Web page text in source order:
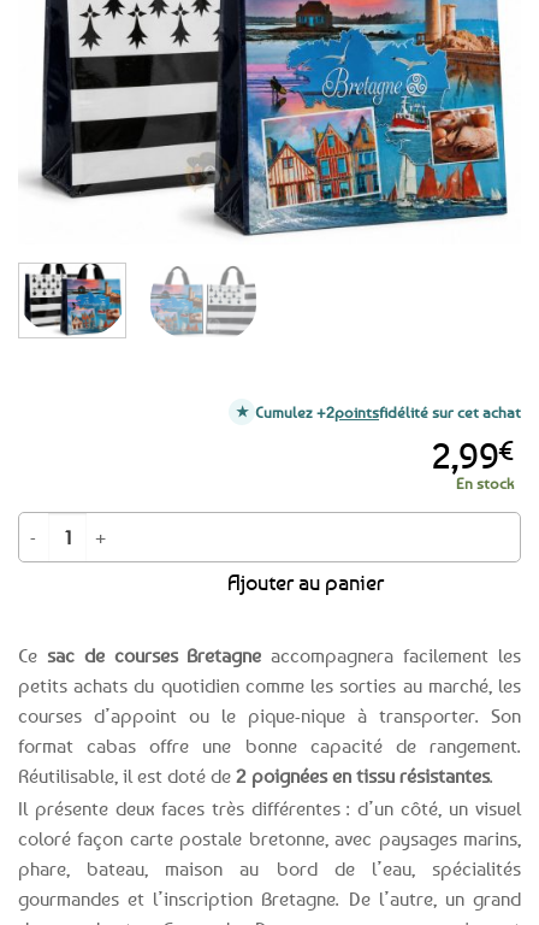
favoris
Ce sac de courses Bretagne accompagnera facilement les
petits achats du quotidien comme les sorties au marché, les
courses d’appoint ou le pique-nique à transporter. Son
format cabas offre une bonne capacité de rangement.
Réutilisable, il est doté de 2 poignées en tissu résistantes.
Il présente deux faces très différentes : d’un côté, un visuel
coloré façon carte postale bretonne, avec paysages marins,
phare, bateau, maison au bord de l’eau, spécialités
gourmandes et l’inscription Bretagne. De l’autre, un grand
2,99€
En stock
quantité de Sac cabas course / shopping Bretagne Drapeau Breton
Ajouter au panier
Cumulez +2pointsfidélité sur cet achat